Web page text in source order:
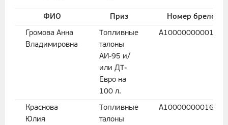
ФИО Приз Номер брелока
Громова Анна
Владимировна
Топливные
талоны
АИ-95 и/
или ДТ-
Евро на
100 л.
Краснова
Юлия
Топливные
талоны